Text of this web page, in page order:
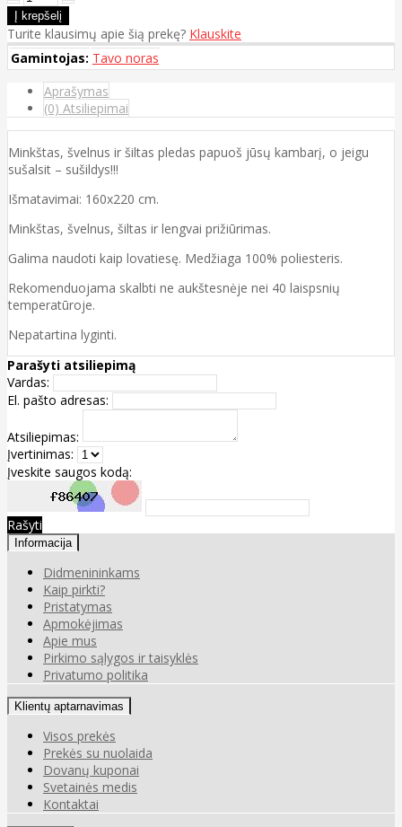
Turite klausimų apie šią prekę? Klauskite
Gamintojas: Tavo noras
Aprašymas
(0) Atsiliepimai
Minkštas, švelnus ir šiltas pledas papuoš jūsų kambarį, o jeigu
sušalsit – sušildys!!!
Išmatavimai: 160x220 cm.
Minkštas, švelnus, šiltas ir lengvai prižiūrimas.
Galima naudoti kaip lovatiesę. Medžiaga 100% poliesteris.
Rekomenduojama skalbti ne aukštesnėje nei 40 laispsnių
temperatūroje.
Nepatartina lyginti.
Parašyti atsiliepimą
Vardas:
El. pašto adresas:
Atsiliepimas:
Įvertinimas:
Įveskite saugos kodą:
Rašyti
Informacija
Didmenininkams
Kaip pirkti?
Pristatymas
Apmokėjimas
Apie mus
Pirkimo sąlygos ir taisyklės
Privatumo politika
Klientų aptarnavimas
Visos prekės
Prekės su nuolaida
Dovanų kuponai
Svetainės medis
Kontaktai